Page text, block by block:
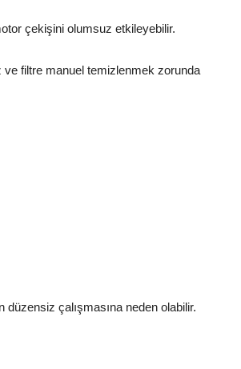
çekişini olumsuz etkileyebilir.
filtre manuel temizlenmek zorunda
düzensiz çalışmasına neden olabilir.